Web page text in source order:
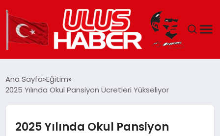
EKONOMI
Ana Sayfa Eğitim
2025 Yılında Okul Pansiyon Ücretleri Yükseliyor
2025 Yılında Okul Pansiyon